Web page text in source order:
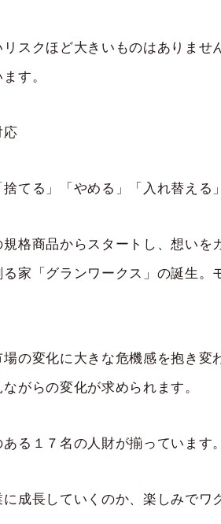
スクほど大きいものはありま
す。
応
てる」「やめる」「入れ替える
規格商品からスタートし、想い
家「グランワークス」の誕生
の変化に大きな危機感を抱き
がらの変化が求められます。
る１７名の人財が揃っています。
成長していくのか、楽しみでワ